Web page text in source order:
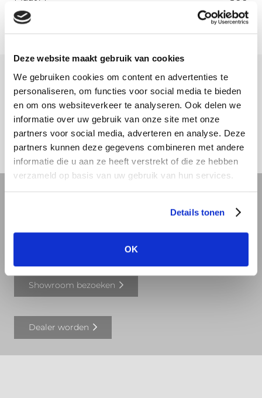
Deze website maakt gebruik van cookies
We gebruiken cookies om content en advertenties te
personaliseren, om functies voor social media te bieden
en om ons websiteverkeer te analyseren. Ook delen we
informatie over uw gebruik van onze site met onze
partners voor social media, adverteren en analyse. Deze
partners kunnen deze gegevens combineren met andere
informatie die u aan ze heeft verstrekt of die ze hebben
verzameld op basis van uw gebruik van hun services.
Details tonen
OK
Meer informatie
Download hier onze montagehandleiding
Showroom bezoeken
Dealer worden